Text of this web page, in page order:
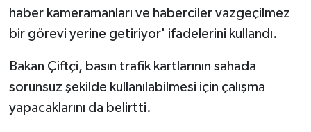
haber kameramanları ve haberciler vazgeçilmez
bir görevi yerine getiriyor' ifadelerini kullandı.
Bakan Çiftçi, basın trafik kartlarının sahada
sorunsuz şekilde kullanılabilmesi için çalışma
yapacaklarını da belirtti.